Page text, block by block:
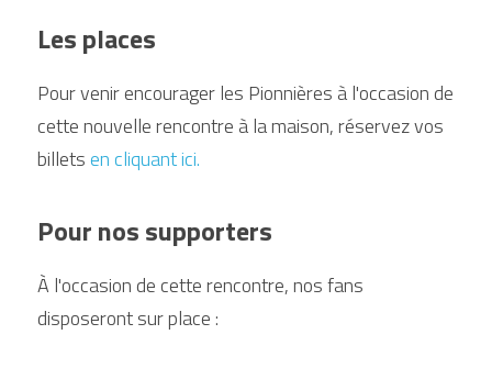
Les places
Pour venir encourager les Pionnières à l'occasion de
cette nouvelle rencontre à la maison, réservez vos
billets en cliquant ici.
Pour nos supporters
À l'occasion de cette rencontre, nos fans
disposeront sur place :